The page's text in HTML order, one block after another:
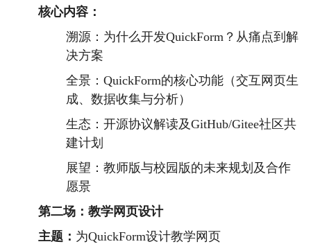
核心内容：
溯源：为什么开发QuickForm？从痛点到解
决方案
全景：QuickForm的核心功能（交互网页生
成、数据收集与分析）
生态：开源协议解读及GitHub/Gitee社区共
建计划
展望：教师版与校园版的未来规划及合作
愿景
第二场：教学网页设计
主题： 为QuickForm设计教学网页